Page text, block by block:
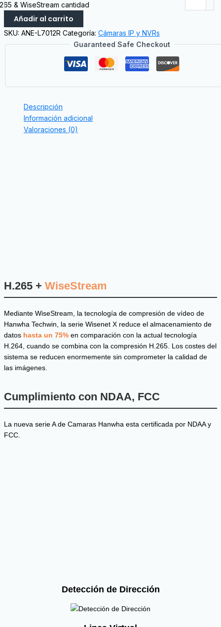
& WiseStream cantidad
Añadir al carrito
SKU: ANE-L7012R Categoría: Cámaras IP y NVRs
Guaranteed Safe Checkout
Descripción
Información adicional
Valoraciones (0)
H.265 + WiseStream
Mediante WiseStream, la tecnología de compresión de vídeo de
Hanwha Techwin, la serie Wisenet X reduce el almacenamiento de
datos hasta un 75% en comparación con la actual tecnología
H.264, cuando se combina con la compresión H.265. Los costes del
sistema se reducen enormemente sin comprometer la calidad de
las imágenes.
Cumplimiento con NDAA, FCC
La nueva serie A de Camaras Hanwha esta certificada por NDAA y
FCC.
Detección de Dirección